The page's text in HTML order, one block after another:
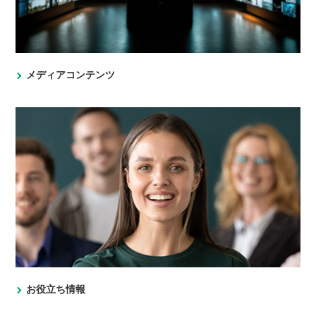
メディアコンテンツ
お役立ち情報